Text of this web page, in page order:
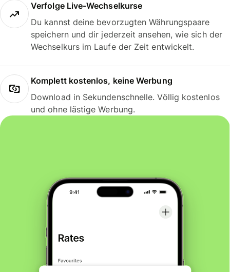
Verfolge Live-Wechselkurse
Du kannst deine bevorzugten Währungspaare
speichern und dir jederzeit ansehen, wie sich der
Wechselkurs im Laufe der Zeit entwickelt.
Komplett kostenlos, keine Werbung
Download in Sekundenschnelle. Völlig kostenlos
und ohne lästige Werbung.